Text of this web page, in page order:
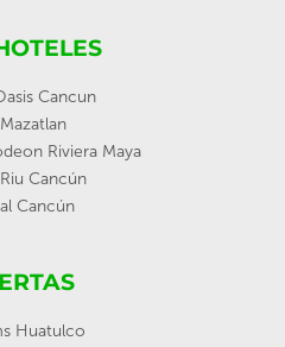
Cancun
Riviera Maya
Cancún
Cancún
Huatulco